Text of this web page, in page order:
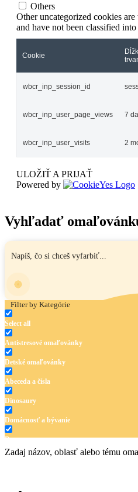
Others
Other uncategorized cookies
and have not been classified
Cookie
wbcr_inp_session_id
wbcr_inp_user_page_views 7
wbcr_inp_user_visits 2
ULOŽIŤ A PRIJAŤ
Powered by
Vyhľadať
Filter by Kategórie
Select all
Antistresové omaľovánky
Detské omaľovánky
Abeceda a čísla
Dinosaury
Domácnosť a bývanie
Doprava
Hudba
Zadaj názov, oblasť alebo tému